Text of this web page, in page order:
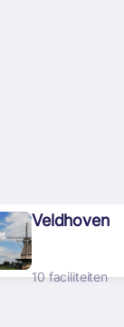
Veldhoven
10 faciliteiten